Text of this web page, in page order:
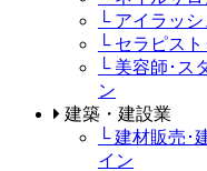
└ アイラッ
└ セラピス
└ 美容師･ス
ン
建築・建設業
└ 建材販売･
イン